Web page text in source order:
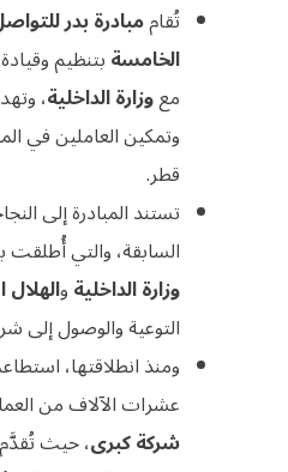
تُقاممبادرة بدر
الخامسةبتنظيم وقيادة
معوزارة الداخلية،
وتمكين العاملين في
قطر.
تستند المبادرة إلى
السابقة، والتي
وزارة الداخليةو
التوعية والوصول إلى
ومنذ انطلاقتها،
عشرات الآلاف من
شركة كبرى، حيث